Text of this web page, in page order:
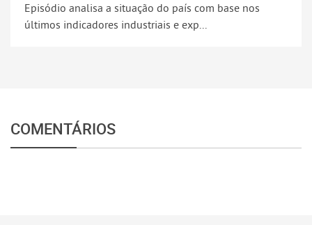
Episódio analisa a situação do país com base nos
últimos indicadores industriais e exp...
COMENTÁRIOS